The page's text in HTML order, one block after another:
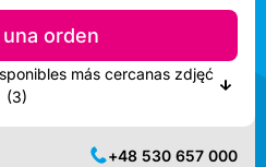
orden
más cercanas zdjęć
(3)
+48 530 657 000